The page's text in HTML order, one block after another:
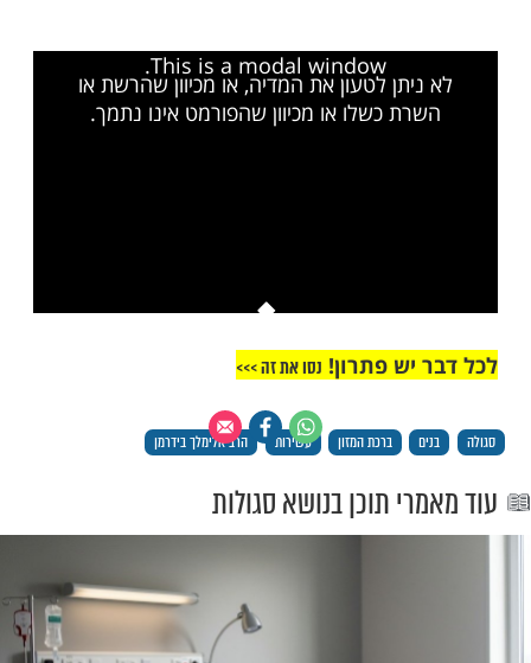
לעשירות ולבנים תלמידי חכמים
עוד תוכן חדש ומפתיע! התחברו לכל
This is a modal window.
כשלו או מכיוון שהפורמט אינו נתמך.